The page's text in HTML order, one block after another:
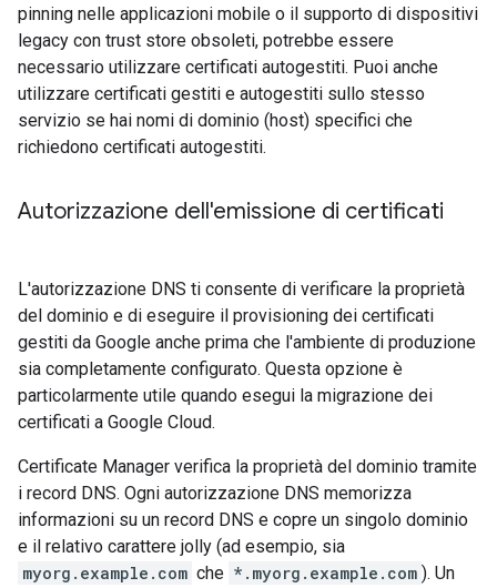
pinning nelle applicazioni mobile o il supporto di dispositivi
legacy con trust store obsoleti, potrebbe essere
necessario utilizzare certificati autogestiti. Puoi anche
utilizzare certificati gestiti e autogestiti sullo stesso
servizio se hai nomi di dominio (host) specifici che
richiedono certificati autogestiti.
Autorizzazione dell'emissione di certificati
L'autorizzazione DNS ti consente di verificare la proprietà
del dominio e di eseguire il provisioning dei certificati
gestiti da Google anche prima che l'ambiente di produzione
sia completamente configurato. Questa opzione è
particolarmente utile quando esegui la migrazione dei
certificati a Google Cloud.
Certificate Manager verifica la proprietà del dominio tramite
i record DNS. Ogni autorizzazione DNS memorizza
informazioni su un record DNS e copre un singolo dominio
e il relativo carattere jolly (ad esempio, sia
myorg.example.com che *.myorg.example.com ). Un